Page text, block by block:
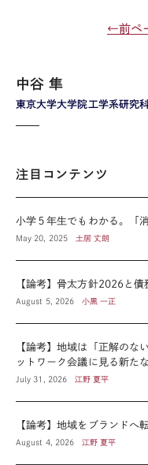
←前ペ
東京大学大学院工学系研究
中谷 隼
注目コンテンツ
小学５年生でもわかる。「
May 20, 2025 土居 丈朗
【論考】骨太方針2026と
August 5, 2026 小黒 一正
【論考】地域は「正解のな
ットワーク会議に見る新た
July 31, 2026 江野 夏平
【論考】地域をブランド
August 4, 2026 江野 夏平